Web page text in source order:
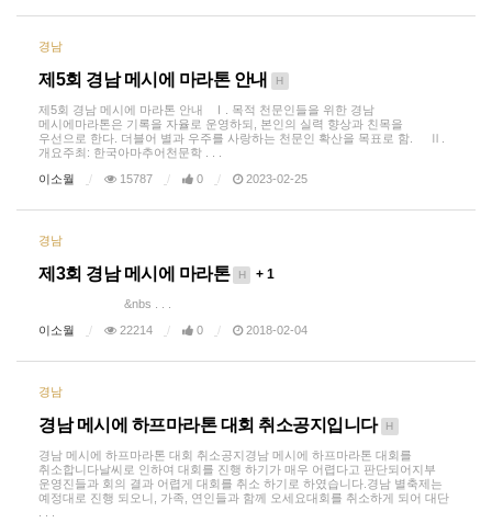
경남
제5회 경남 메시에 마라톤 안내 H
제5회 경남 메시에 마라톤 안내 Ⅰ. 목적 천문인들을 위한 경남
메시에마라톤은 기록을 자율로 운영하되, 본인의 실력 향상과 친목을
우선으로 한다. 더블어 별과 우주를 사랑하는 천문인 확산을 목표로 함. Ⅱ.
개요주최: 한국아마추어천문학 . . .
이소월
15787 0 2023-02-25
경남
제3회 경남 메시에 마라톤 H + 1
&nbs . . .
이소월
22214 0 2018-02-04
경남
경남 메시에 하프마라톤 대회 취소공지입니다 H
경남 메시에 하프마라톤 대회 취소공지경남 메시에 하프마라톤 대회를
취소합니다날씨로 인하여 대회를 진행 하기가 매우 어렵다고 판단되어지부
운영진들과 회의 결과 어렵게 대회를 취소 하기로 하였습니다.경남 별축제는
예정대로 진행 되오니, 가족, 연인들과 함께 오세요대회를 취소하게 되어 대단